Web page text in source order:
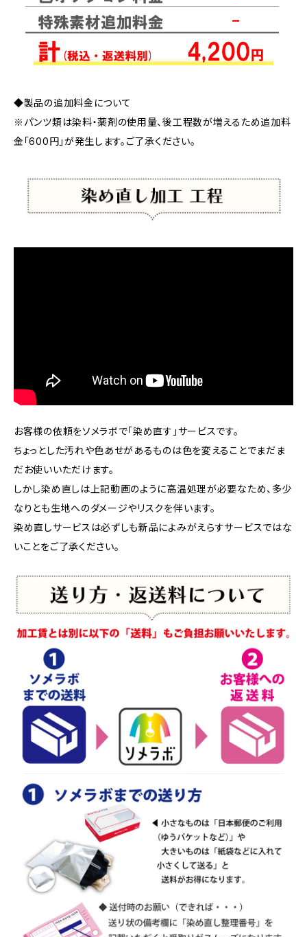
◆製品の追加料金について
※パンツ類は染料・薬剤の使用量、後工程数が増えるため追加料
金「600円」が発生します。ご了承ください。
お客様の依頼をソメラボで「染め直す」サービスです。
ちょっとした汚れや色あせがあるものは色を変えることでまだま
だお使いいただけます。
しかし染め直しは上記動画のように高温処理が必要なため、多少
なりとも生地へのダメージやリスクを伴います。
染め直しサービスは必ずしも新品によみがえらすサービスではな
いことをご了承ください。